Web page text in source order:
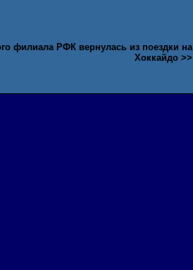
филиала РФК вернулась из поездки на
Хоккайдо >>